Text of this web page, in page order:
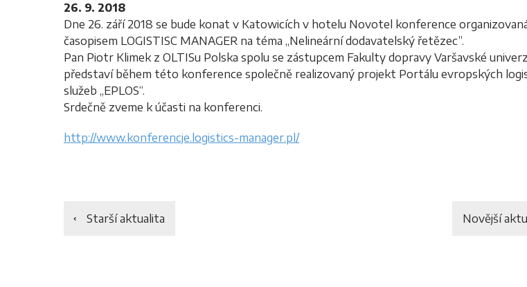
26. 9. 2018
Dne 26. září 2018 se bude konat v Katowicích v hotelu Novotel konference
časopisem LOGISTISC MANAGER na téma „Nelineární dodavatelský řetězec”.
Pan Piotr Klimek z OLTISu Polska spolu se zástupcem Fakulty dopravy Varšavské
představí během této konference společně realizovaný projekt Portálu evropských
služeb „EPLOS“.
Srdečně zveme k účasti na konferenci.
http://www.konferencje.logistics-manager.pl/
Starší aktualita Novější